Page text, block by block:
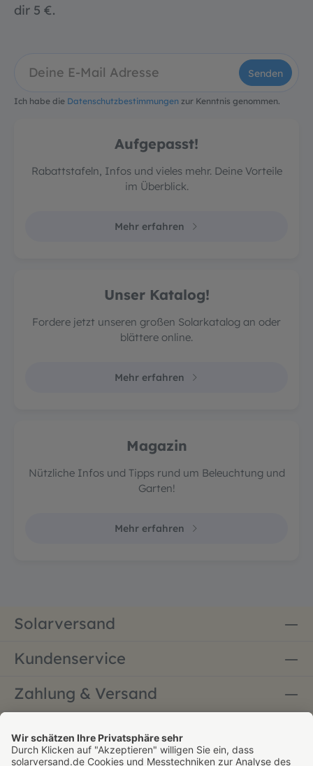
dir 5 €.
Senden
Ich habe die Datenschutzbestimmungen zur Kenntnis genommen.
Aufgepasst!
Rabattstafeln, Infos und vieles mehr. Deine Vorteile
im Überblick.
Mehr erfahren
Unser Katalog!
Fordere jetzt unseren großen Solarkatalog an oder
blättere online.
Mehr erfahren
Magazin
Nützliche Infos und Tipps rund um Beleuchtung und
Garten!
Mehr erfahren
Solarversand
Kundenservice
Zahlung & Versand
Bestellung widerrufen